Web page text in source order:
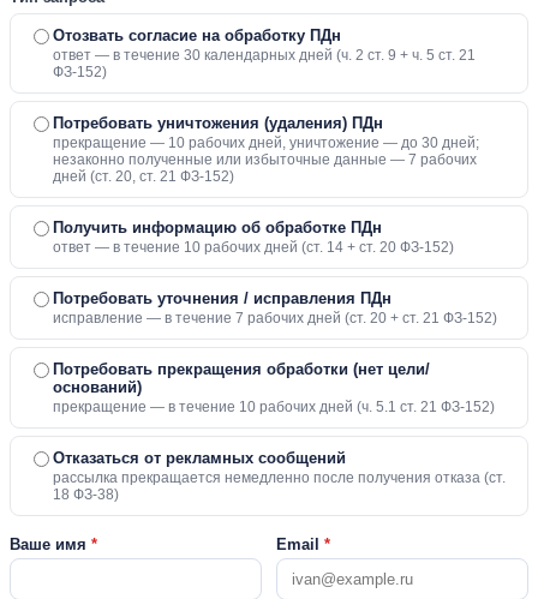
Отозвать согласие на обработку ПДн
ответ — в течение 30 календарных дней (ч. 2 ст. 9 + ч. 5 ст. 21
ФЗ-152)
Потребовать уничтожения (удаления) ПДн
прекращение — 10 рабочих дней, уничтожение — до 30 дней;
незаконно полученные или избыточные данные — 7 рабочих
дней (ст. 20, ст. 21 ФЗ-152)
Получить информацию об обработке ПДн
ответ — в течение 10 рабочих дней (ст. 14 + ст. 20 ФЗ-152)
Потребовать уточнения / исправления ПДн
исправление — в течение 7 рабочих дней (ст. 20 + ст. 21 ФЗ-152)
Потребовать прекращения обработки (нет цели/
оснований)
прекращение — в течение 10 рабочих дней (ч. 5.1 ст. 21 ФЗ-152)
Отказаться от рекламных сообщений
рассылка прекращается немедленно после получения отказа (ст.
18 ФЗ-38)
Ваше имя * Email *